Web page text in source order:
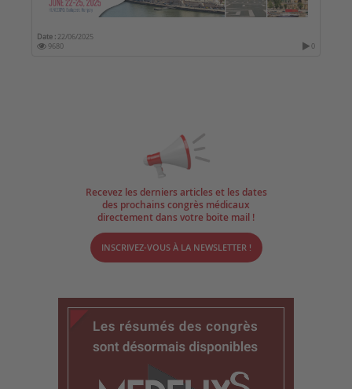
Date : 22/06/2025
9680
0
Recevez les derniers articles et les dates
des prochains congrès médicaux
directement dans votre boite mail !
INSCRIVEZ-VOUS À LA NEWSLETTER !